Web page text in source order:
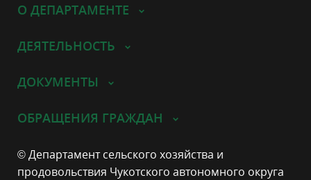
О ДЕПАРТАМЕНТЕ
ДЕЯТЕЛЬНОСТЬ
ДОКУМЕНТЫ
ОБРАЩЕНИЯ ГРАЖДАН
© Департамент сельского хозяйства и
продовольствия Чукотского автономного округа